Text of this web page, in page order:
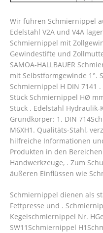
Wir führen Schmiernippel
Edelstahl V2A und V4A
Schmiernippel mit
Gewindestifte und
SAMOA-HALLBAUER
mit Selbstformgewinde 1°.
Schmiernippel H DIN 7141
Stück Schmiernippel HØ
Stück . Edelstahl
Grundkörper: 1. DIN
M6XH1. Qualitäts-Stahl,
hilfreiche Informationen
Produkten in den
Handwerkzeuge, . Zum
äußeren Einflüssen wie
Schmiernippel dienen als
Fettpresse und .
Kegelschmiernippel Nr.
SW11Schmiernippel